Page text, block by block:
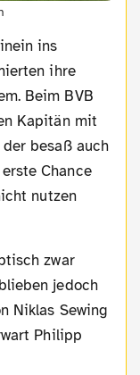
ihre
Beim BVB
Kapitän mit
der besaß auch
Chance
nutzen
jedoch
Niklas Sewing
Philipp